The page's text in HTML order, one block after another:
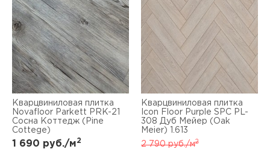
Кварцвиниловая плитка
Novafloor Parkett PRK-21
Сосна Коттедж (Pine
Cottege)
1 690 руб./м2
Кварцвиниловая плитка
Icon Floor Purple SPC PL-
308 Дуб Мейер (Oak
Meier) 1.613
2 790руб./м2